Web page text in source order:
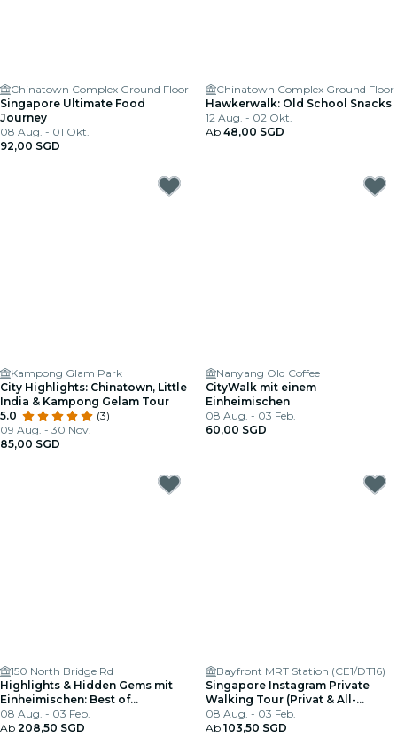
Chinatown Complex Ground Floor
Singapore Ultimate Food
Journey
08 Aug. - 01 Okt.
92,00 SGD
Chinatown Complex Ground Floor
Hawkerwalk: Old School Snacks
12 Aug. - 02 Okt.
Ab 48,00 SGD
Kampong Glam Park
City Highlights: Chinatown, Little
India & Kampong Gelam Tour
5.0
(3)
09 Aug. - 30 Nov.
85,00 SGD
Nanyang Old Coffee
CityWalk mit einem
Einheimischen
08 Aug. - 03 Feb.
60,00 SGD
150 North Bridge Rd
Highlights & Hidden Gems mit
Einheimischen: Best of
Singapore Privattour
08 Aug. - 03 Feb.
Ab 208,50 SGD
Bayfront MRT Station (CE1/DT16)
Singapore Instagram Private
Walking Tour (Privat & All-
Inclusive)
08 Aug. - 03 Feb.
Ab 103,50 SGD